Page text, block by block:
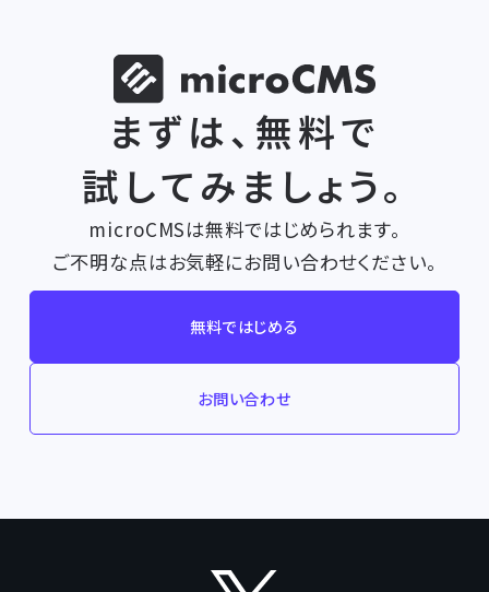
まずは、無料で
試してみましょう。
microCMSは無料ではじめられます。
ご不明な点はお気軽にお問い合わせください。
無料ではじめる
お問い合わせ